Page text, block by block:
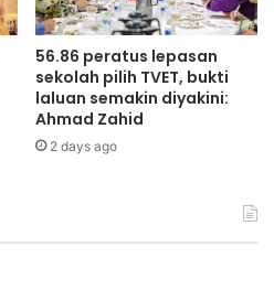
56.86 peratus lepasan
sekolah pilih TVET, bukti
laluan semakin diyakini:
Ahmad Zahid
2 days ago